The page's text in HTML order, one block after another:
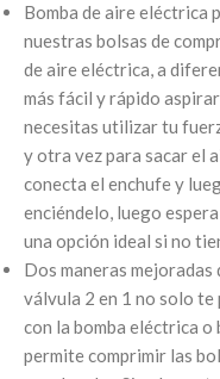
Bomba de aire eléctrica
nuestras bolsas de
de aire eléctrica, a
más fácil y rápido
necesitas utilizar tu
y otra vez para sacar el
conecta el enchufe y
enciéndelo, luego
una opción ideal si no
Dos maneras mejoradas
válvula 2 en 1 no solo te
con la bomba eléctrica o
permite comprimir las